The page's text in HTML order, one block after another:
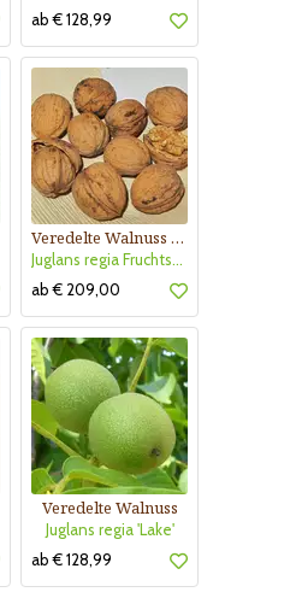
ab € 128,99
Veredelte Walnuss - großfrüchtig
Juglans regia Fruchtsorte
ab € 209,00
Veredelte Walnuss
Juglans regia 'Lake'
ab € 128,99